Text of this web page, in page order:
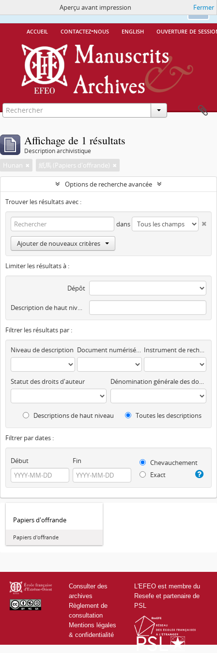
Ok
Ce site utilise des cookiesMore Info.
accueil contactez-nous english ouverture de
Aperçu avant impression Fermer
Affichage de 1 résultats
Description archivistique
Hunan 紙馬 (Papiers d'offrande)
Options de recherche avancée
Trouver les résultats avec :
dans
Ajouter de nouveaux critères
Limiter les résultats à :
Dépôt
Description de haut niveau
Filtrer les résultats par :
Niveau de description Document numérisé disponible Instrument de recherche
Statut des droits d'auteur Dénomination générale des documents
Descriptions de haut niveau Toutes les descriptions
Filtrer par dates :
Début Fin
Chevauchement
Exact
Papiers d'offrande
Papiers d'offrande
Consulter des
archives
Règlement de
consultation
Mentions légales
& confidentialité
L'EFEO est membre du
Resefe et partenaire de
PSL